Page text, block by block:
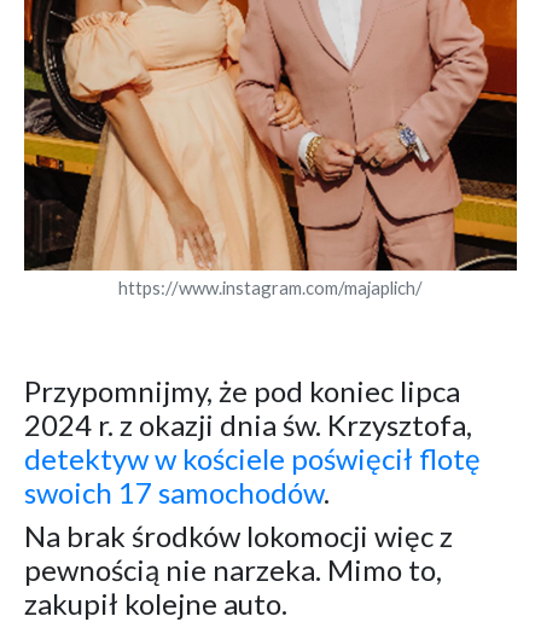
https://www.instagram.com/majaplich/
Przypomnijmy, że pod koniec lipca
2024 r. z okazji dnia św. Krzysztofa,
detektyw w kościele poświęcił flotę
swoich 17 samochodów.
Na brak środków lokomocji więc z
pewnością nie narzeka. Mimo to,
zakupił kolejne auto.